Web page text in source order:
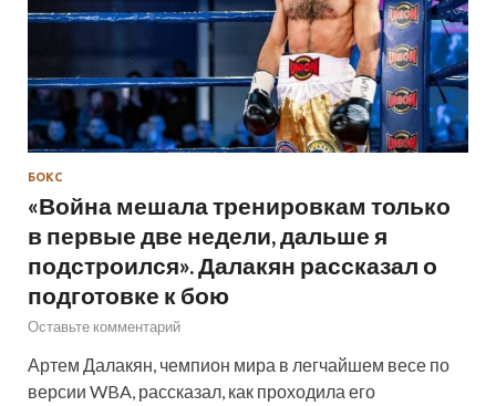
БОКС
«Война мешала тренировкам только
в первые две недели, дальше я
подстроился». Далакян рассказал о
подготовке к бою
Оставьте комментарий
Артем Далакян, чемпион мира в легчайшем весе по
версии WBA, рассказал, как проходила его